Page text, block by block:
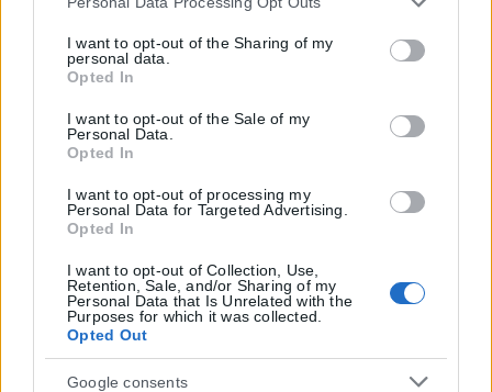
but not limited to your visit or usage behaviour. You may
click to grant or deny consent to Google and its third-party
tags to use your data for below specified purposes in below
Google consent section.
I want to opt-out of the Sharing of my
personal data.
Opted In
I want to opt-out of the Sale of my
Personal Data.
Opted In
I want to opt-out of processing my
Personal Data for Targeted Advertising.
Opted In
I want to opt-out of Collection, Use,
Retention, Sale, and/or Sharing of my
Personal Data that Is Unrelated with the
Purposes for which it was collected.
Opted Out
Google consents